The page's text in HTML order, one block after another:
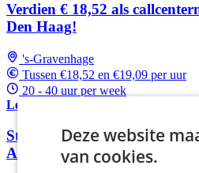
Verdien € 18,52 als
Den Haag!
's-Gravenhage
Tussen €18,52 en €19,09 per uur
20 - 40 uur per week
Lees meer
Start nu als Customer
ANWB Den Haag!
Deze website
van cookies.